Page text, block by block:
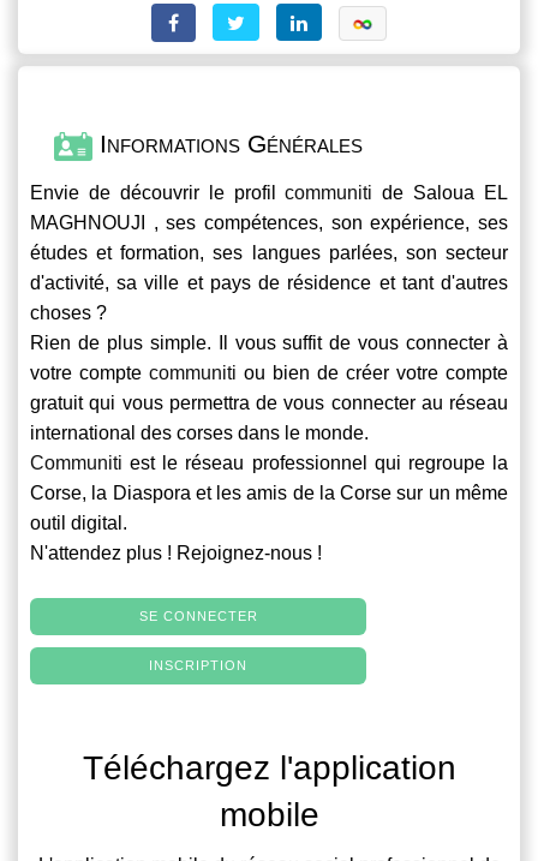
Informations Générales
Envie de découvrir le profilcommuniti de Saloua EL
MAGHNOUJI , ses compétences, son expérience, ses
études et formation, ses langues parlées, son secteur
d'activité, sa ville et pays de résidence et tant d'autres
choses ?
Rien de plus simple. Il vous suffit de vous connecter à
votre compte communiti ou bien de créer votre compte
gratuit qui vous permettra de vous connecter au réseau
international des corses dans le monde.
Communiti est le réseau professionnel qui regroupe la
Corse, la Diaspora et les amis de la Corse sur un même
outil digital.
N'attendez plus ! Rejoignez-nous !
SE CONNECTER
INSCRIPTION
Téléchargez l'application
mobile